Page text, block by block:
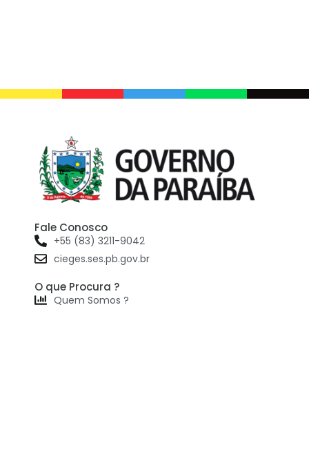
Fale Conosco
+55 (83) 3211-9042
cieges.ses.pb.gov.br
O que Procura ?
Quem Somos ?